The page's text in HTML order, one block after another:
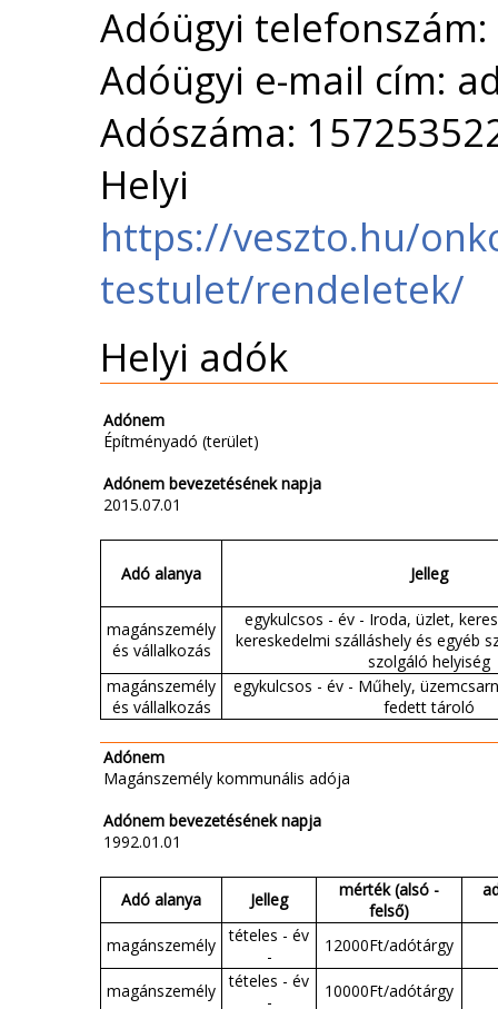
Adóügyi
Adóügyi e-mail cím:
Adószáma:
Helyi
https://veszto.hu/
testulet/rendeletek/
Helyi adók
Adónem
Építményadó (terület)
Adónem bevezetésének napja
2015.07.01
Adó alanya Jelleg
magánszemély
és vállalkozás
egykulcsos - év - Iroda, üzlet,
kereskedelmi szálláshely és egyéb
szolgáló helyiség
magánszemély
és vállalkozás
egykulcsos - év - Műhely,
fedett tároló
Adónem
Magánszemély kommunális adója
Adónem bevezetésének napja
1992.01.01
Adó alanya Jelleg
mérték (alsó -
felső)
magánszemély
tételes - év
-
12000Ft/adótárgy
magánszemély
tételes - év
-
10000Ft/adótárgy